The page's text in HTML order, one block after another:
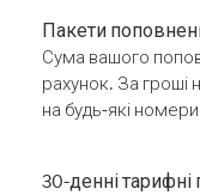
Пакети
Сума вашого
рахунок. За гроші
на будь-які
30-денні тарифні